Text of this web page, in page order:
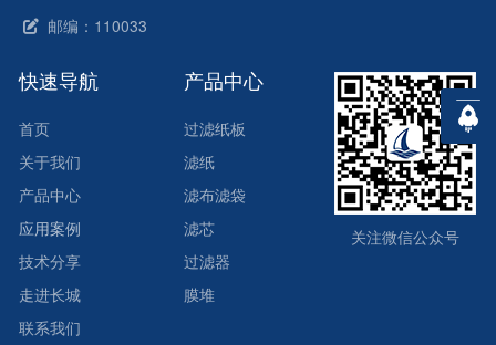
邮编：110033
快速导航
首页
关于我们
产品中心
应用案例
技术分享
走进长城
联系我们
产品中心
过滤纸板
滤纸
滤布滤袋
滤芯
过滤器
膜堆
关注微信公众号